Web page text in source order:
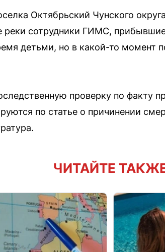
Октябрьский Чунского
реки сотрудники ГИМС,
детьми, но в какой-то момент
проверку по факту
по статье о причинении
ЧИТАЙТЕ